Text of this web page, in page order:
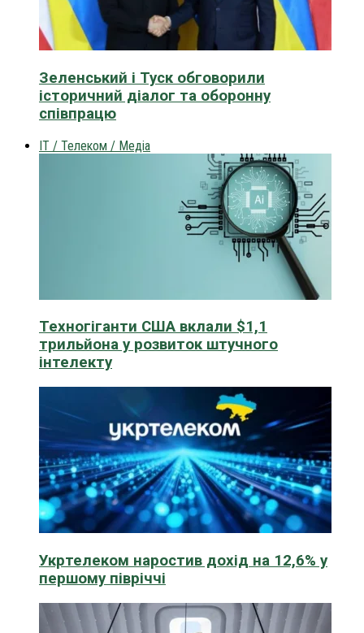
Зеленський і Туск обговорили
історичний діалог та оборонну
співпрацю
IT / Телеком / Медіа
Техногіганти США вклали $1,1
трильйона у розвиток штучного
інтелекту
Укртелеком наростив дохід на 12,6% у
першому півріччі